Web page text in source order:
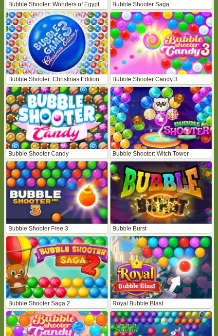
Bubble Shooter: Wonders of Egypt Bubble Shooter Saga
Bubble Shooter: Christmas Edition Bubble Shooter Candy 3
Bubble Shooter Candy Bubble Shooter: Witch Tower
Bubble Shooter Free 3 Bubble Burst
Bubble Shooter Saga 2 Royal Bubble Blast